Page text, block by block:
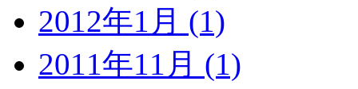
2012年1月 (1)
2011年11月 (1)